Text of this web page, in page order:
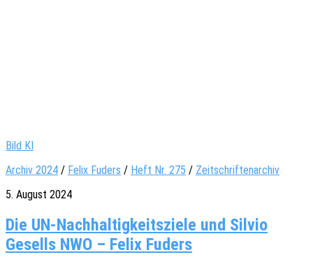
Bild KI
Archiv 2024 / Felix Fuders / Heft Nr. 275 / Zeitschriftenarchiv
5. August 2024
Die UN-Nachhaltigkeitsziele und Silvio
Gesells NWO – Felix Fuders